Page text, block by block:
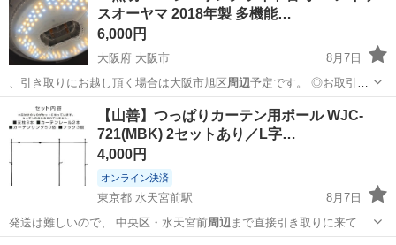
スオーヤマ 2018年製 多機能…
6,000円
大阪府 大阪市
8月7日
、引き取りにお越し頂く場合は大阪市旭区周辺予定です。 ◎お取引き
はノー…
大阪 家電 個人
【山善】つっぱりカーテン用ポール WJC-
721(MBK) 2セットあり／L字…
4,000円
オンライン決済
東京都 水天宮前駅
8月7日
発送は難しいので、 中央区・水天宮前周辺 まで直接引き取りに来てい
ただける方でお…